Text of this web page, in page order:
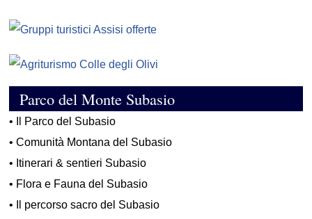
Parco del Monte Subasio
•
Il Parco del Subasio
•Comunità Montana del Subasio
• Itinerari & sentieri Subasio
• Flora e Fauna del Subasio
•
Il percorso sacro del Subasio